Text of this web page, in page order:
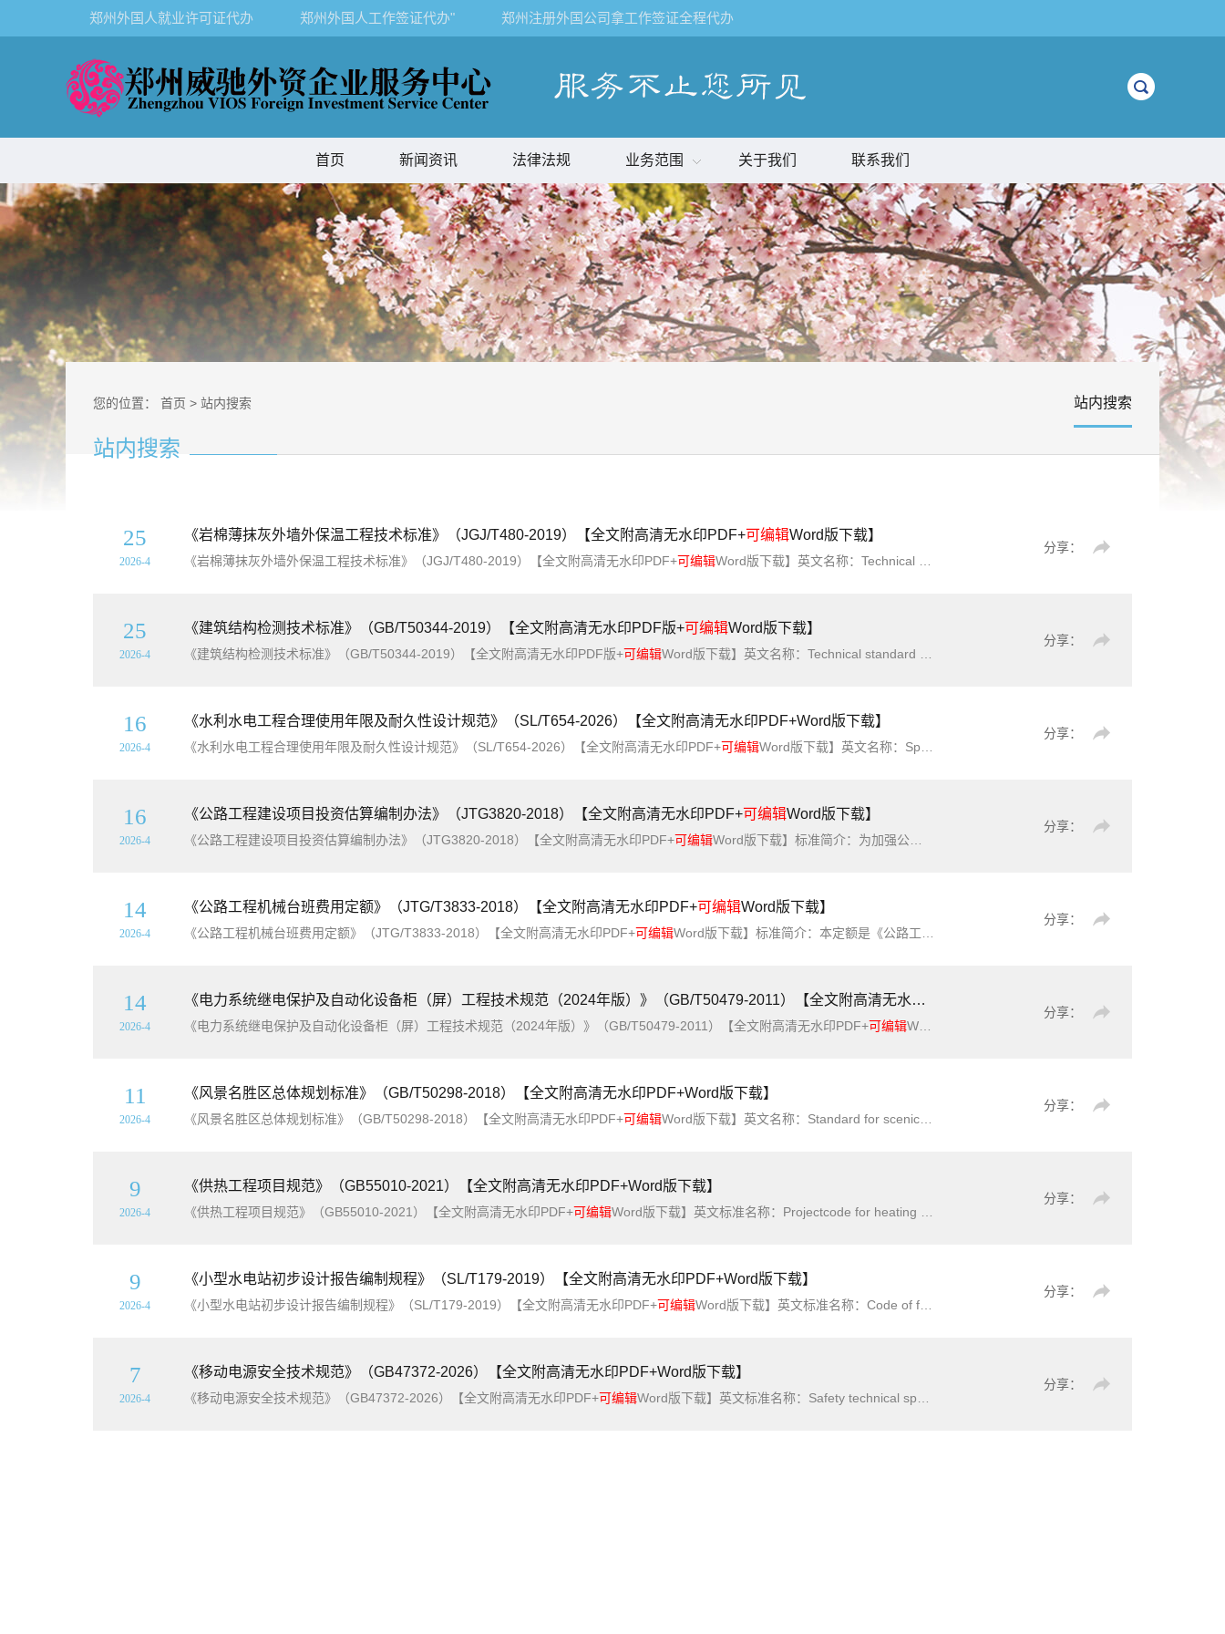
郑州外国人就业许可证代办 郑州外国人工作签证代办" 郑州注册外国公司拿工作签证全程代办
首页 新闻资讯 法律法规 业务范围 关于我们 联系我们
您的位置： 首页 > 站内搜索 站内搜索
站内搜索
25
2026-4
《岩棉薄抹灰外墙外保温工程技术标准》（JGJ/T480-2019）【全文附高清无水印PDF+可编辑Word版下载】
《岩棉薄抹灰外墙外保温工程技术标准》（JGJ/T480-2019）【全文附高清无水印PDF+可编辑Word版下载】英文名称：Technical standard for engineering of external thermal insulation composite system based on rock w
分享：
25
2026-4
《建筑结构检测技术标准》（GB/T50344-2019）【全文附高清无水印PDF版+可编辑Word版下载】
《建筑结构检测技术标准》（GB/T50344-2019）【全文附高清无水印PDF版+可编辑Word版下载】英文名称：Technical standard for inspection of building structure简介：为了统一建筑结构检测和评定方法，做到技术先进、数据可靠、评定科学，制定本标准。本标准适用
分享：
16
2026-4
《水利水电工程合理使用年限及耐久性设计规范》（SL/T654-2026）【全文附高清无水印PDF+Word版下载】
《水利水电工程合理使用年限及耐久性设计规范》（SL/T654-2026）【全文附高清无水印PDF+可编辑Word版下载】英文名称：Specification for rational service life and durability design of water resources and hydropower
分享：
16
2026-4
《公路工程建设项目投资估算编制办法》（JTG3820-2018）【全文附高清无水印PDF+可编辑Word版下载】
《公路工程建设项目投资估算编制办法》（JTG3820-2018）【全文附高清无水印PDF+可编辑Word版下载】标准简介：为加强公路工程造价管理，合理确定和有效控制工程造价，制定本办法。本办法适用于编制新建、改（扩）建的公路工程建设项目投资估算。投资估算是项目建议书和工程可行性研究报告的重要组成部分。编制投资估算时，应
分享：
14
2026-4
《公路工程机械台班费用定额》（JTG/T3833-2018）【全文附高清无水印PDF+可编辑Word版下载】
《公路工程机械台班费用定额》（JTG/T3833-2018）【全文附高清无水印PDF+可编辑Word版下载】标准简介：本定额是《公路工程建设项目投资估算编制办法》(JTG3820-2018)《公路工程建设项目概算预算编制办法》(JTG3830-2018)《公路工算指标》(JTG/T3821-2018)《公路工程概算定额
分享：
14
2026-4
《电力系统继电保护及自动化设备柜（屏）工程技术规范（2024年版）》（GB/T50479-2011）【全文附高清无水印PDF+Word版下载】
《电力系统继电保护及自动化设备柜（屏）工程技术规范（2024年版）》（GB/T50479-2011）【全文附高清无水印PDF+可编辑Word版下载】英文名称：Technical standard of cabinet （panel） for protection and automation equipments of
分享：
11
2026-4
《风景名胜区总体规划标准》（GB/T50298-2018）【全文附高清无水印PDF+Word版下载】
《风景名胜区总体规划标准》（GB/T50298-2018）【全文附高清无水印PDF+可编辑Word版下载】英文名称：Standard for scenic and historic area general planning标准简介：为有效保护风景名胜资源，全面发挥风景名胜区(以下简称风景区)的功能和作用，服务美丽中国
分享：
9
2026-4
《供热工程项目规范》（GB55010-2021）【全文附高清无水印PDF+Word版下载】
《供热工程项目规范》（GB55010-2021）【全文附高清无水印PDF+可编辑Word版下载】英文标准名称：Projectcode for heating engineering标准简介：为促进城乡供热高质量可持续发展，保障人身、财产和公共安全，实现稳定供热、节约能源、保护环境，制定本规范。城市、乡镇、农村的供热工程
分享：
9
2026-4
《小型水电站初步设计报告编制规程》（SL/T179-2019）【全文附高清无水印PDF+Word版下载】
《小型水电站初步设计报告编制规程》（SL/T179-2019）【全文附高清无水印PDF+可编辑Word版下载】英文标准名称：Code of formulating preliminary design reportfor small hydropower stations标准简介：为规范小型水电站初步设计报告的编制原则
分享：
7
2026-4
《移动电源安全技术规范》（GB47372-2026）【全文附高清无水印PDF+Word版下载】
《移动电源安全技术规范》（GB47372-2026）【全文附高清无水印PDF+可编辑Word版下载】英文标准名称：Safety technical specification for power bank标准简介：本文件规定了移动电源的安全要求，描述了相应的试验方法。本文件适用于额定输入电压为交流220V和/或直流不大
分享：